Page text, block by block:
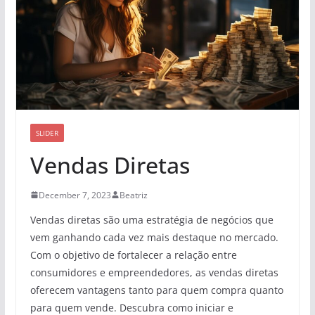
SLIDER
Vendas Diretas
December 7, 2023 Beatriz
Vendas diretas são uma estratégia de negócios que
vem ganhando cada vez mais destaque no mercado.
Com o objetivo de fortalecer a relação entre
consumidores e empreendedores, as vendas diretas
oferecem vantagens tanto para quem compra quanto
para quem vende. Descubra como iniciar e